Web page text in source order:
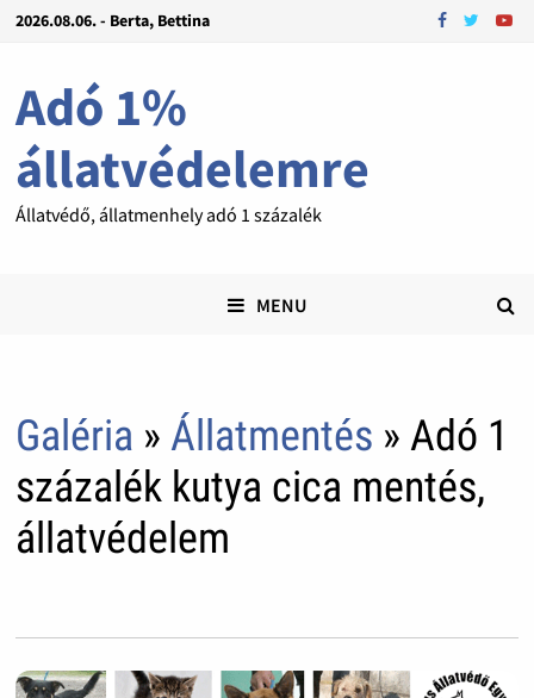
2026.08.06. - Berta, Bettina
Adó 1%
állatvédelemre
Állatvédő, állatmenhely adó 1 százalék
MENU
Galéria » Állatmentés » Adó 1
százalék kutya cica mentés,
állatvédelem